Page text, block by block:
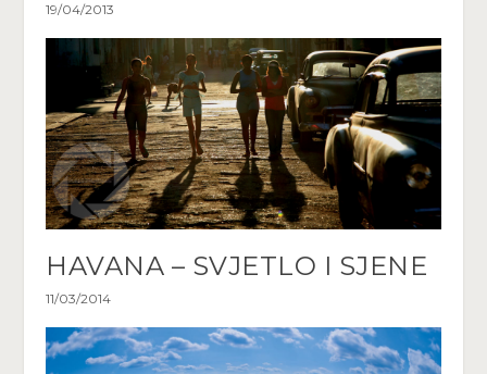
19/04/2013
HAVANA – SVJETLO I SJENE
11/03/2014